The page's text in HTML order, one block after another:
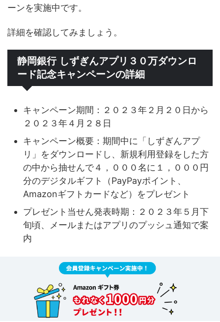
ーンを実施中です。
詳細を確認してみましょう。
静岡銀行 しずぎんアプリ３０万ダウンロ
ード記念キャンペーンの詳細
キャンペーン期間：２０２３年２月２０日から
２０２３年４月２８日
キャンペーン概要：期間中に「しずぎんアプ
リ」をダウンロードし、新規利用登録をした方
の中から抽せんで４，０００名に１，０００円
分のデジタルギフト（PayPayポイント、
Amazonギフトカードなど）をプレゼント
プレゼント当せん発表時期：２０２３年５月下
旬頃、メールまたはアプリのプッシュ通知で案
内